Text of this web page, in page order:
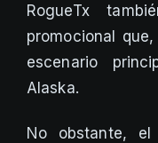
RogueTx
promocional
escenario
Alaska.
No obstante,